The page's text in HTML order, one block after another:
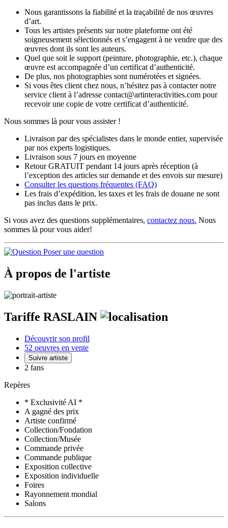
Nous garantissons la fiabilité et la traçabilité de nos œuvres
d’art.
Tous les artistes présents sur notre plateforme ont été
soigneusement sélectionnés et s’engagent à ne vendre que des
œuvres dont ils sont les auteurs.
Quel que soit le support (peinture, photographie, etc.), chaque
œuvre est accompagnée d’un certificat d’authenticité.
De plus, nos photographies sont numérotées et signées.
Si vous êtes client chez nous, n’hésitez pas à contacter notre
service client à l’adresse contact@artinteractivities.com pour
recevoir une copie de votre certificat d’authenticité.
Nous sommes là pour vous assister !
Livraison par des spécialistes dans le monde entier, supervisée
par nos experts logistiques.
Livraison sous 7 jours en moyenne
Retour GRATUIT pendant 14 jours après réception (à
l’exception des articles sur demande et des envois sur mesure)
Consulter les questions fréquentes (FAQ)
Les frais d’expédition, les taxes et les frais de douane ne sont
pas inclus dans le prix.
Si vous avez des questions supplémentaires, contactez nous. Nous
sommes là pour vous aider!
Poser une question
À propos de l'artiste
Tariffe RASLAIN
Découvrir son profil
52 oeuvres en vente
Suivre artiste
2 fans
Repères
* Exclusivité AI *
A gagné des prix
Artiste confirmé
Collection/Fondation
Collection/Musée
Commande privée
Commande publique
Exposition collective
Exposition individuelle
Foires
Rayonnement mondial
Salons